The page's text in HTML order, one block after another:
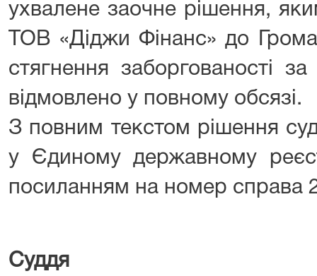
ухвалене заочне рішення,
ТОВ «Діджи Фінанс» до
стягнення заборгованості
відмовлено у повному обсязі.
З повним текстом рішення
у Єдиному державному
посиланням на номер справа
Суддя